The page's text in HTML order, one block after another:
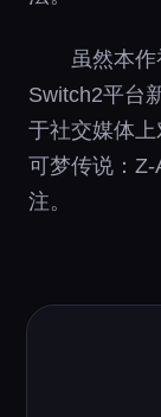
虽然本
Switch2平台
于社交媒体
可梦传说：
注。